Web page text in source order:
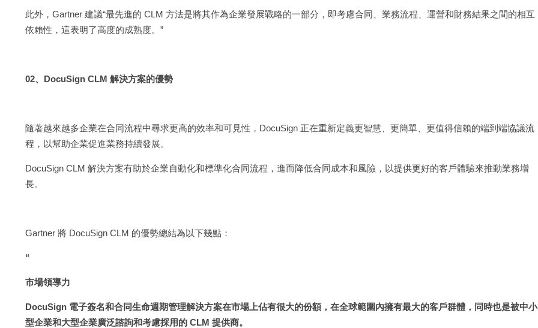
此外，Gartner 建議“最先進的 CLM 方法是將其作為企業發展戰略的一部分，即考慮合同、業務流程、運營和財務結果之間的相互
依賴性，這表明了高度的成熟度。”
02、DocuSign CLM 解決方案的優勢
隨著越來越多企業在合同流程中尋求更高的效率和可見性，DocuSign 正在重新定義更智慧、更簡單、更值得信賴的端到端協議流
程，以幫助企業促進業務持續發展。
DocuSign CLM 解決方案有助於企業自動化和標準化合同流程，進而降低合同成本和風險，以提供更好的客戶體驗來推動業務增
長。
Gartner 將 DocuSign CLM 的優勢總結為以下幾點：
“
市場領導力
DocuSign 電子簽名和合同生命週期管理解決方案在市場上佔有很大的份額，在全球範圍內擁有最大的客戶群體，同時也是被中小
型企業和大型企業廣泛諮詢和考慮採用的 CLM 提供商。